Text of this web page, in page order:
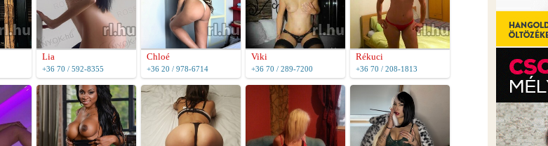
Lia
+36 70 / 592-8355
Chloé
+36 20 / 978-6714
Viki
+36 70 / 289-7200
Rékuci
+36 70 / 208-1813